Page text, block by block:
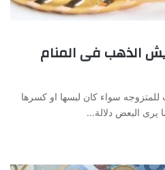
الذهب فى المنام
سواء كان لبسها او كسرها
يرى البعض دلالة…